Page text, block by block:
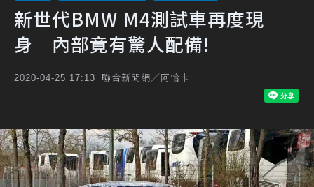
新世代BMW M4測試車再度現
身 內部竟有驚人配備!
2020-04-25 17:13 聯合新聞網／阿恰卡